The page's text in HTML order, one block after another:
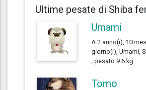
Ultime pesate di Shiba
Umami
A 2 anno(i), 10
giorno(i), Umami,
, pesato 9.6 kg.
Tomo